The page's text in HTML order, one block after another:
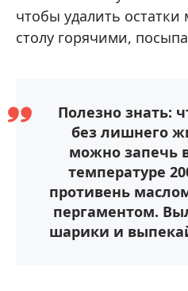
чтобы удалить остатки
столу горячими,
Полезно знать:
без лишнего
можно запечь
температуре
противень
пергаментом.
шарики и